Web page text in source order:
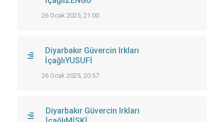
26 Ocak 2025, 21:00
Diyarbakır Güvercin Irkları
İçağlıYUSUFİ
26 Ocak 2025, 20:57
Diyarbakır Güvercin Irkları